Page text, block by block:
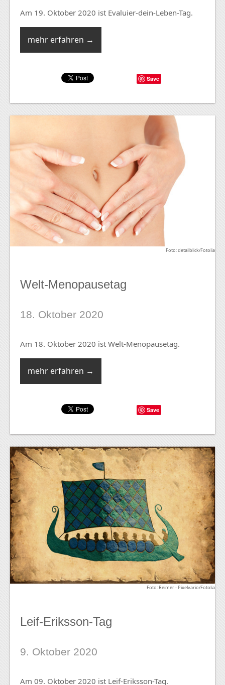
Am 19. Oktober 2020 ist Evaluier-dein-Leben-Tag.
mehr erfahren →
Save
Foto: detailblick/Fotolia
Welt-Menopausetag
18. Oktober 2020
Am 18. Oktober 2020 ist Welt-Menopausetag.
mehr erfahren →
Save
Foto: Reimer - Pixelvario/Fotolia
Leif-Eriksson-Tag
9. Oktober 2020
Am 09. Oktober 2020 ist Leif-Eriksson-Tag.